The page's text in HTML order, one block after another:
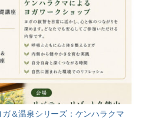
ガ＆温泉シリーズ：ケンハラクマ